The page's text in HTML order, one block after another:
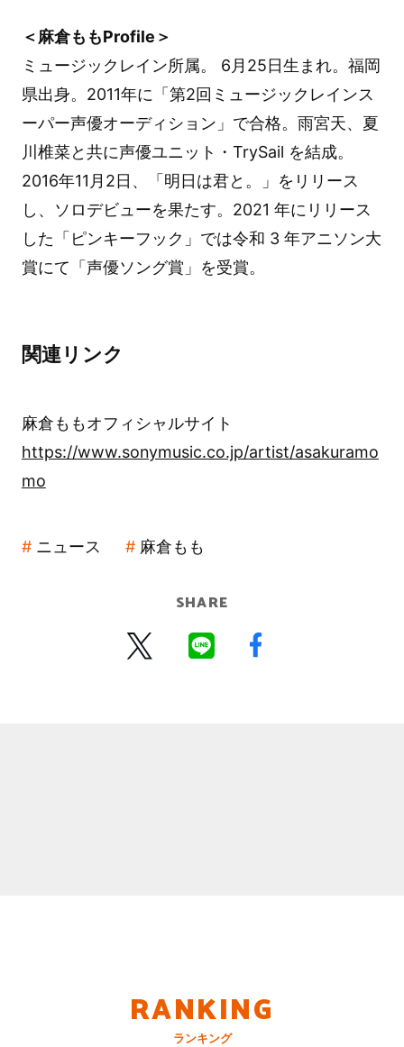
＜麻倉ももProfile＞
ミュージックレイン所属。 6月25日生まれ。福岡
県出身。2011年に「第2回ミュージックレインス
ーパー声優オーディション」で合格。雨宮天、夏
川椎菜と共に声優ユニット・TrySail を結成。
2016年11月2日、「明日は君と。」をリリース
し、ソロデビューを果たす。2021 年にリリース
した「ピンキーフック」では令和 3 年アニソン大
賞にて「声優ソング賞」を受賞。
関連リンク
麻倉ももオフィシャルサイト
https://www.sonymusic.co.jp/artist/asakuramo
mo
ニュース 麻倉もも
SHARE
RANKING
ランキング